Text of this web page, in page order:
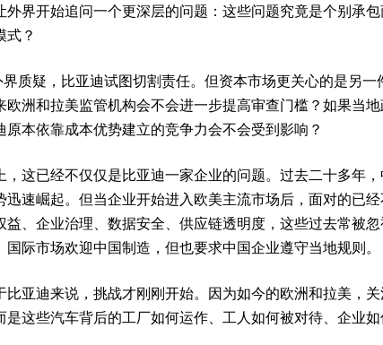
开始追问一个更深层的问题：这些问题究竟是个别承包
式？
疑，比亚迪试图切割责任。但资本市场更关心的是另一
欧洲和拉美监管机构会不会进一步提高审查门槛？如果当
原本依靠成本优势建立的竞争力会不会受到影响？
已经不仅仅是比亚迪一家企业的问题。过去二十多年，
迅速崛起。但当企业开始进入欧美主流市场后，面对的已
益、企业治理、数据安全、供应链透明度，这些过去常被
国际市场欢迎中国制造，但也要求中国企业遵守当地规则。
迪来说，挑战才刚刚开始。因为如今的欧洲和拉美，关
是这些汽车背后的工厂如何运作、工人如何被对待、企业如